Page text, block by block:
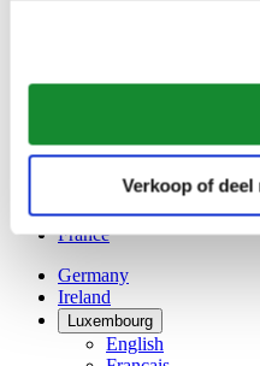
Verkoop of
English
Denmark
Finland
France
Germany
Ireland
Luxembourg
English